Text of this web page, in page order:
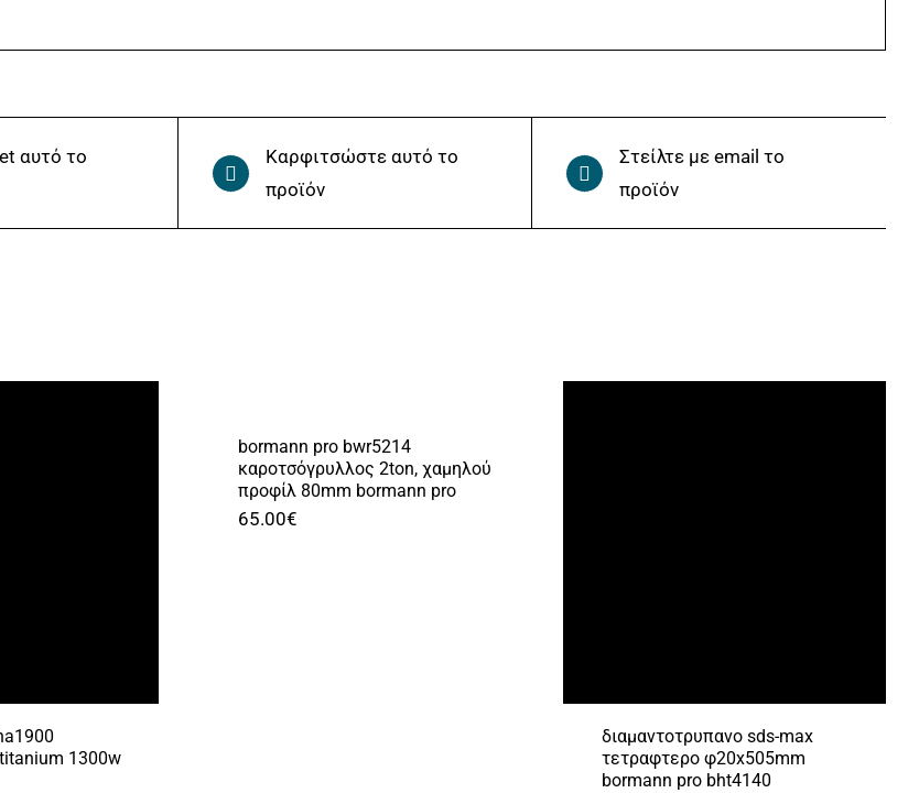
αυτό το
Καρφιτσώστε αυτό το
προϊόν
Στείλτε με email το
προϊόν
1300w
bormann pro bwr5214
καροτσόγρυλλος 2ton, χαμηλού
προφίλ 80mm bormann pro
65.00€
διαμαντοτρυπανο sds-max
τετραφτερο φ20x505mm
bormann pro bht4140